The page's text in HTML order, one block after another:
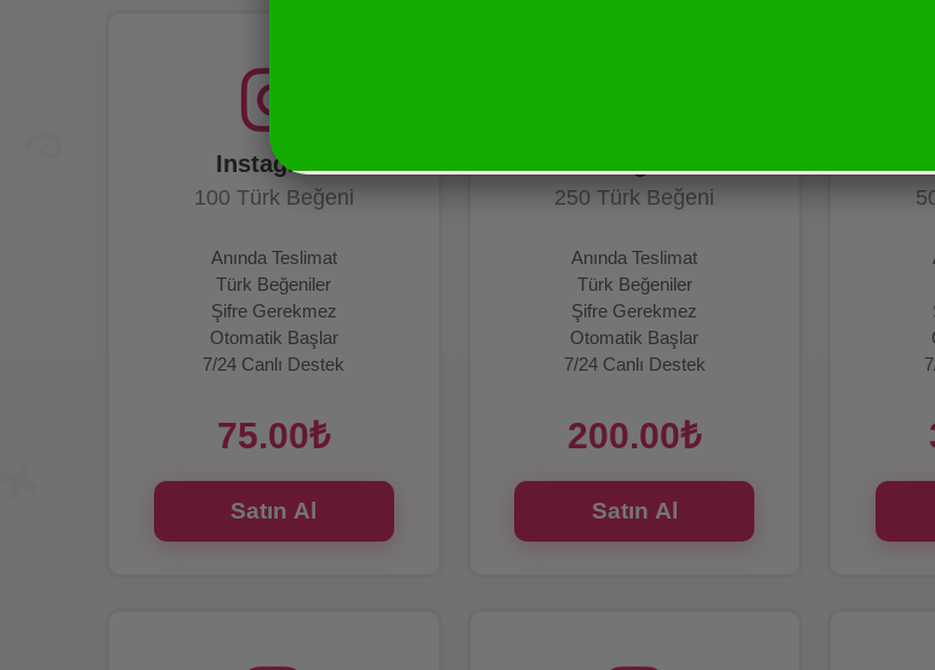
Instagram
100 Türk Beğeni
Anında Teslimat
Türk Beğeniler
Şifre Gerekmez
Otomatik Başlar
7/24 Canlı Destek
75.00₺
Satın Al
250 Türk Beğeni
Anında Teslimat
Türk Beğeniler
Şifre Gerekmez
Otomatik Başlar
7/24 Canlı Destek
200.00₺
Satın Al